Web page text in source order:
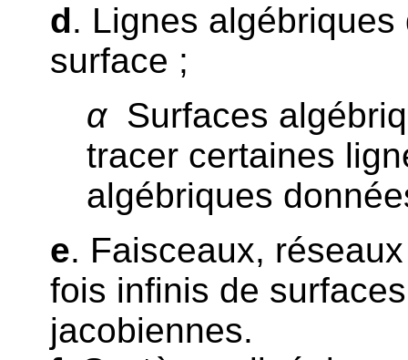
d. Lignes
surface ;
αSurfaces
tracer certaines
algébriques
e. Faisceaux,
fois infinis de
jacobiennes.